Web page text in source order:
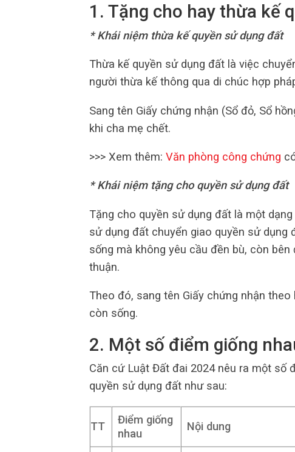
1. Tặng cho hay thừa kế
* Khái niệm thừa kế quyền sử dụng đất
Thừa kế quyền sử dụng đất là việc
người thừa kế thông qua di chúc hợp
Sang tên Giấy chứng nhận (Sổ đỏ, Sổ
khi cha mẹ chết.
>>> Xem thêm: Văn phòng công chứng
* Khái niệm tặng cho quyền sử dụng đất
Tặng cho quyền sử dụng đất là một
sử dụng đất chuyển giao quyền sử
sống mà không yêu cầu đền bù, còn
thuận.
Theo đó, sang tên Giấy chứng nhận
còn sống.
2. Một số điểm giống
Căn cứ Luật Đất đai 2024 nêu ra một số
quyền sử dụng đất như sau:
TT
Điểm giống
nhau
Nội dung